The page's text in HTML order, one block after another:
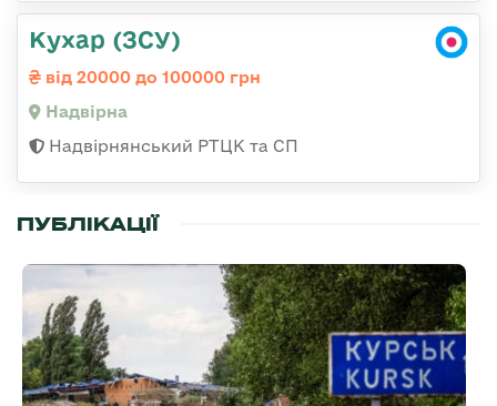
Кухар (ЗСУ)
від 20000 до 100000 грн
Надвірна
Надвірнянський РТЦК та СП
ПУБЛІКАЦІЇ